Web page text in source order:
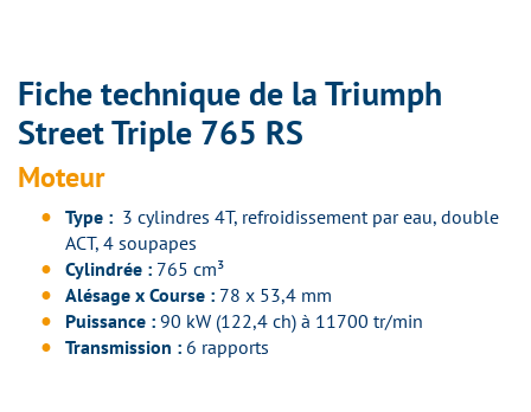
Fiche technique de la Triumph
Street Triple 765 RS
Moteur
Type : 3 cylindres 4T, refroidissement par eau, double
ACT, 4 soupapes
Cylindrée : 765 cm³
Alésage x Course : 78 x 53,4 mm
Puissance : 90 kW (122,4 ch) à 11700 tr/min
Transmission : 6 rapports